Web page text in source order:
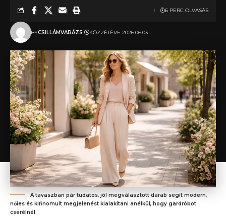
BYCSILLÁMVARÁZS KÖZZÉTÉVE 2026.06.03.
6 PERC OLVASÁS
A tavaszban pár tudatos, jól megválasztott darab segít modern,
nőies és kifinomult megjelenést kialakítani anélkül, hogy gardróbot
cserélnél.